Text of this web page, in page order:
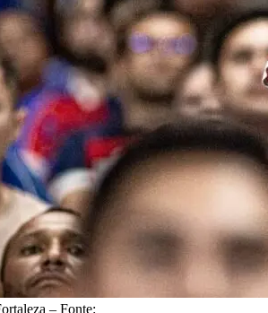
– Fonte: